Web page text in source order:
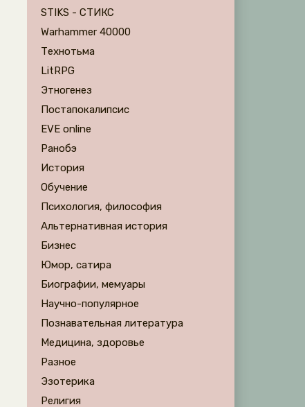
STIKS - СТИКС
Warhammer 40000
Технотьма
LitRPG
Этногенез
Постапокалипсис
EVE online
Ранобэ
История
Обучение
Психология, философия
Альтернативная история
Бизнес
Юмор, сатира
Биографии, мемуары
Научно-популярное
Познавательная литература
Медицина, здоровье
Разное
Эзотерика
Религия